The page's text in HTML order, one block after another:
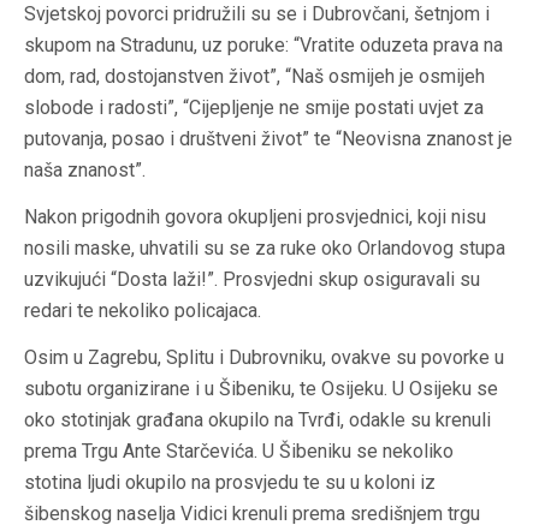
Svjetskoj povorci pridružili su se i Dubrovčani, šetnjom i
skupom na Stradunu, uz poruke: “Vratite oduzeta prava na
dom, rad, dostojanstven život”, “Naš osmijeh je osmijeh
slobode i radosti”, “Cijepljenje ne smije postati uvjet za
putovanja, posao i društveni život” te “Neovisna znanost je
naša znanost”.
Nakon prigodnih govora okupljeni prosvjednici, koji nisu
nosili maske, uhvatili su se za ruke oko Orlandovog stupa
uzvikujući “Dosta laži!”. Prosvjedni skup osiguravali su
redari te nekoliko policajaca.
Osim u Zagrebu, Splitu i Dubrovniku, ovakve su povorke u
subotu organizirane i u Šibeniku, te Osijeku. U Osijeku se
oko stotinjak građana okupilo na Tvrđi, odakle su krenuli
prema Trgu Ante Starčevića. U Šibeniku se nekoliko
stotina ljudi okupilo na prosvjedu te su u koloni iz
šibenskog naselja Vidici krenuli prema središnjem trgu